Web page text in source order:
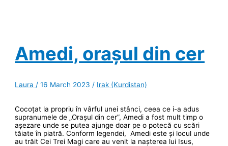
realitatea
comunistă
Amedi, orașul din cer
Laura/16 March 2023/ Irak (Kurdistan)
Cocoțat la propriu în vârful unei stânci, ceea ce i-a adus
supranumele de „Orașul din cer”, Amedi a fost mult timp o
așezare unde se putea ajunge doar pe o potecă cu scări
tăiate în piatră. Conform legendei, Amedi este și locul unde
au trăit Cei Trei Magi care au venit la nașterea lui Isus,